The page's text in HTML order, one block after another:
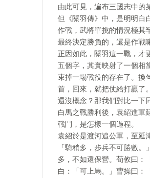
由此可見，遍布三國志中的
但《關羽傳》中，是明明白
作戰，武將單挑的情況極其
最終決定勝負的，還是作戰
正因如此，關羽這一戰，才
五個字，其實映射了一個相
束掉一場戰役的存在了。換
首，回來，就把仗給打贏了。
還沒概念？那我們對比一下
白馬之戰勝利後，袁紹進軍
戰鬥，是怎樣一個過程。
袁紹於是渡河追公軍，至延
「騎稍多，步兵不可勝數
多，不如還保營。荀攸曰：
白：「可上馬。」曹操曰：